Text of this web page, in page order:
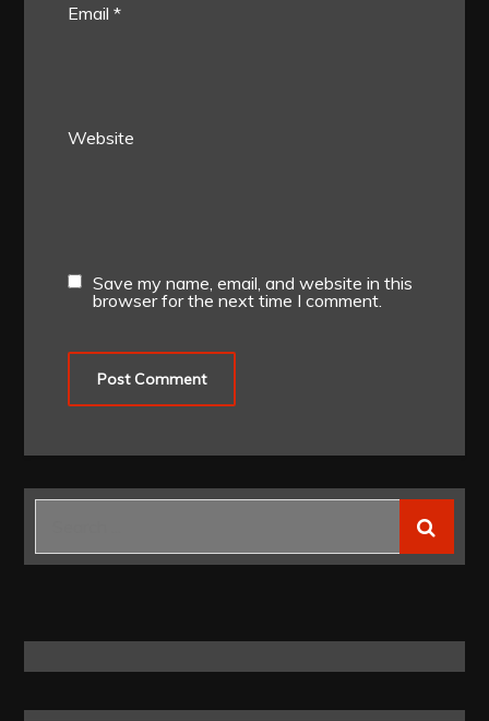
Email*
Website
Save my name, email, and website in this
browser for the next time I comment.